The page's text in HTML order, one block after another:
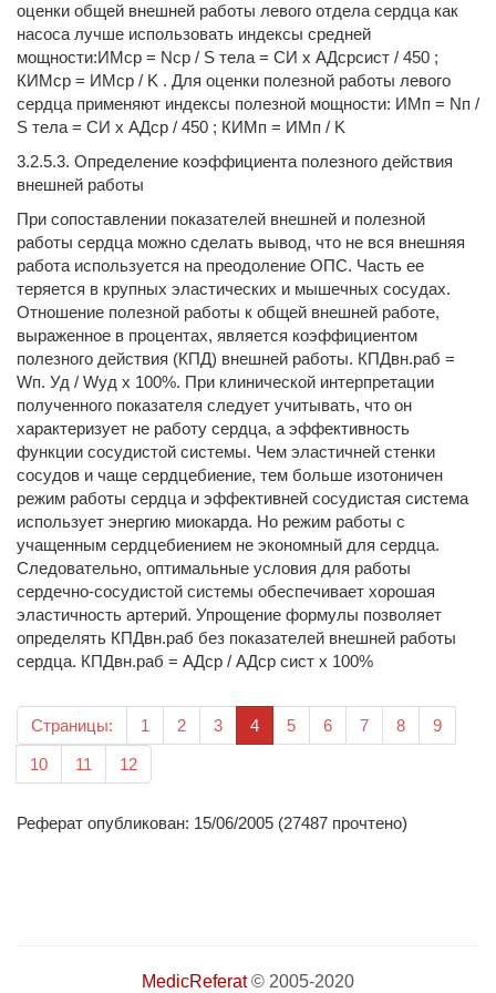
оценки общей внешней работы левого отдела сердца как
насоса лучше использовать индексы средней
мощности:ИМcр = Nсp / S тела = СИ х АДсрсист / 450 ;
КИМcр = ИМcр / K . Для оценки полезной работы левого
сердца применяют индексы полезной мощности: ИМп = Nп /
S тела = СИ х АДср / 450 ; КИМп = ИМп / K
3.2.5.3. Определение коэффициента полезного действия
внешней работы
При сопоставлении показателей внешней и полезной
работы серд­ца можно сделать вывод, что не вся внешняя
работа исполь­зуется на преодоление ОПС. Часть ее
теряется в крупных эла­стических и мышечных сосудах.
Отношение полезной работы к общей внешней работе,
выраженное в процентах, является коэффициентом
полезного действия (КПД) внешней работы. КПДвн.раб =
Wп. Уд / Wуд х 100%. При клинической интерпретации
полученного показателя следует учитывать, что он
характеризует не работу сердца, а эффективность
функции сосудистой системы. Чем эластич­ней стенки
сосудов и чаще сердцебиение, тем больше изотоничен
режим работы сердца и эффективней сосудистая система
использует энергию миокарда. Но режим работы с
учащенным сердцебиением не экономный для сердца.
Следовательно, оп­тимальные условия для работы
сердечно-сосудистой системы обеспечивает хорошая
эластичность артерий. Упрощение фор­мулы позволяет
определять КПДвн.раб без показателей внешней работы
сердца. КПДвн.раб = АДср / АДср сист х 100%
Страницы: 1 2 3 4(текущая)
5 6 7 8 9
10 11 12
Реферат опубликован: 15/06/2005 (27487 прочтено)
MedicReferat© 2005-2020